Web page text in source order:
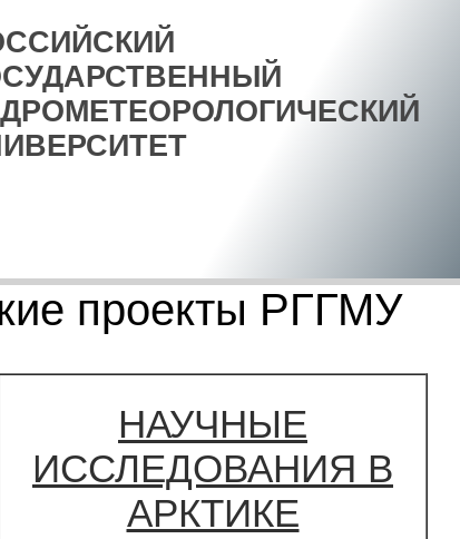
проекты РГГМУ
НАУЧНЫЕ
ИССЛЕДОВАНИЯ В
АРКТИКЕ